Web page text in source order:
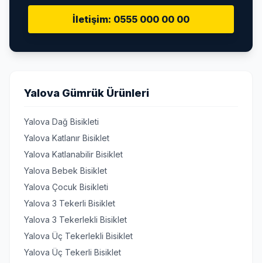
İletişim: 0555 000 00 00
Yalova Gümrük Ürünleri
Yalova Dağ Bisikleti
Yalova Katlanır Bisiklet
Yalova Katlanabilir Bisiklet
Yalova Bebek Bisiklet
Yalova Çocuk Bisikleti
Yalova 3 Tekerli Bisiklet
Yalova 3 Tekerlekli Bisiklet
Yalova Üç Tekerlekli Bisiklet
Yalova Üç Tekerli Bisiklet